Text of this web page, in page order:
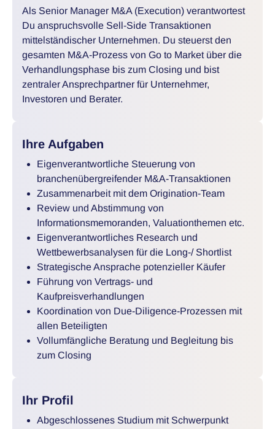
Als Senior Manager M&A (Execution) verantwortest
Du anspruchsvolle Sell-Side Transaktionen
mittelständischer Unternehmen. Du steuerst den
gesamten M&A-Prozess von Go to Market über die
Verhandlungsphase bis zum Closing und bist
zentraler Ansprechpartner für Unternehmer,
Investoren und Berater.
Ihre Aufgaben
Eigenverantwortliche Steuerung von
branchenübergreifender M&A-Transaktionen
Zusammenarbeit mit dem Origination-Team
Review und Abstimmung von
Informationsmemoranden, Valuationthemen etc.
Eigenverantwortliches Research und
Wettbewerbsanalysen für die Long-/ Shortlist
Strategische Ansprache potenzieller Käufer
Führung von Vertrags- und
Kaufpreisverhandlungen
Koordination von Due-Diligence-Prozessen mit
allen Beteiligten
Vollumfängliche Beratung und Begleitung bis
zum Closing
Ihr Profil
Abgeschlossenes Studium mit Schwerpunkt